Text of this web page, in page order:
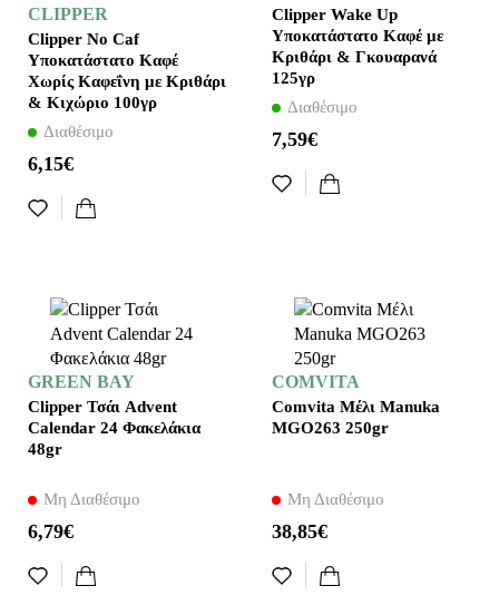
CLIPPER
Clipper No Caf
Υποκατάστατο Καφέ
Xωρίς Καφεΐνη με Κριθάρι
& Κιχώριο 100γρ
Διαθέσιμο
6,15€
Clipper Wake Up
Υποκατάστατο Καφέ με
Κριθάρι & Γκουαρανά
125γρ
Διαθέσιμο
7,59€
GREEN BAY
Clipper Τσάι Advent
Calendar 24 Φακελάκια
48gr
Μη Διαθέσιμο
6,79€
COMVITA
Comvita Μέλι Manuka
MGΟ263 250gr
Μη Διαθέσιμο
38,85€